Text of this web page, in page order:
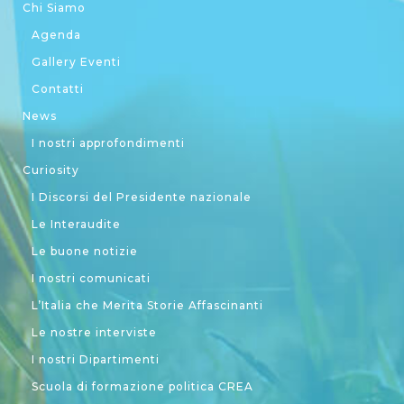
Chi Siamo
Agenda
Gallery Eventi
Contatti
News
I nostri approfondimenti
Curiosity
I Discorsi del Presidente nazionale
Le Interaudite
Le buone notizie
I nostri comunicati
L’Italia che Merita Storie Affascinanti
Le nostre interviste
I nostri Dipartimenti
Scuola di formazione politica CREA